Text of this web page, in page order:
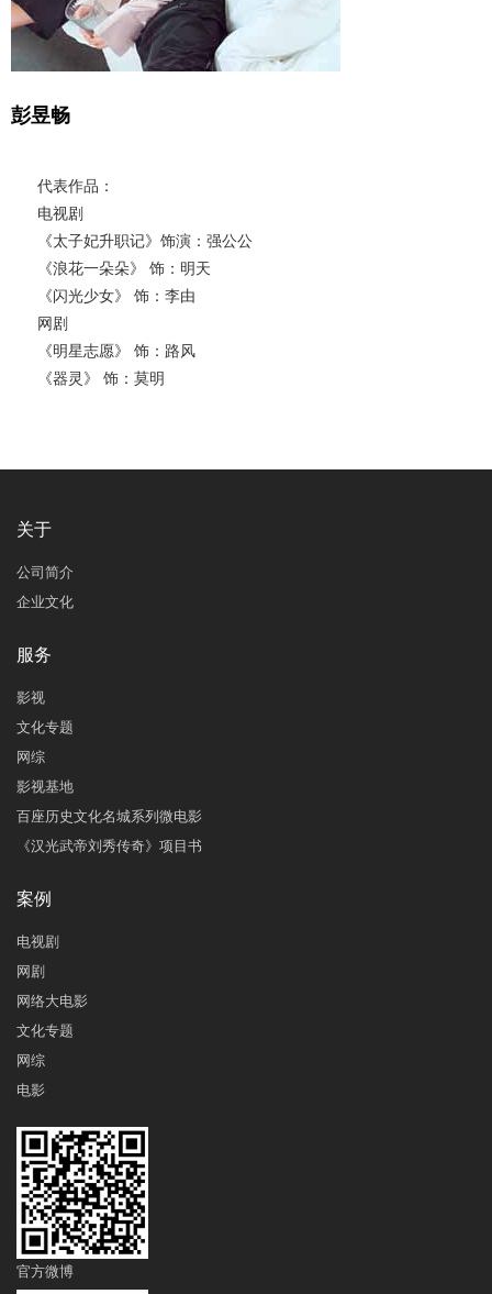
彭昱畅
代表作品：
电视剧
《太子妃升职记》饰演：强公公
《浪花一朵朵》 饰：明天
《闪光少女》 饰：李由
网剧
《明星志愿》 饰：路风
《器灵》 饰：莫明
关于
公司简介
企业文化
服务
影视
文化专题
网综
影视基地
百座历史文化名城系列微电影
《汉光武帝刘秀传奇》项目书
案例
电视剧
网剧
网络大电影
文化专题
网综
电影
官方微博